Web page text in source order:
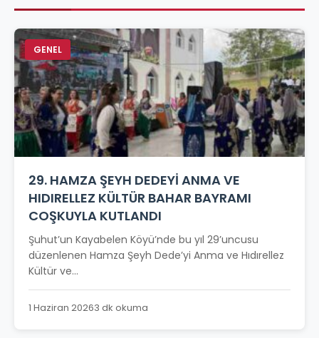
GENEL
29. HAMZA ŞEYH DEDEYİ ANMA VE
HIDIRELLEZ KÜLTÜR BAHAR BAYRAMI
COŞKUYLA KUTLANDI
Şuhut’un Kayabelen Köyü’nde bu yıl 29’uncusu
düzenlenen Hamza Şeyh Dede’yi Anma ve Hıdırellez
Kültür ve...
1 Haziran 20263 dk okuma